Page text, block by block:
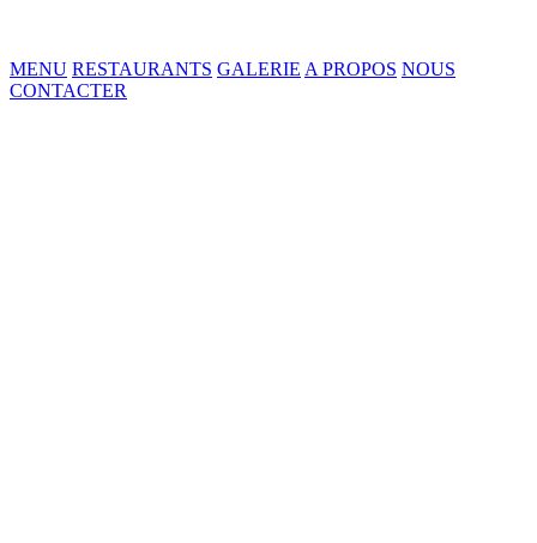
MENU RESTAURANTS GALERIE A PROPOS NOUS
CONTACTER